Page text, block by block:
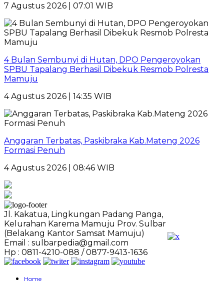
7 Agustus 2026 | 07:01 WIB
4 Bulan Sembunyi di Hutan, DPO Pengeroyokan
SPBU Tapalang Berhasil Dibekuk Resmob Polresta
Mamuju
4 Agustus 2026 | 14:35 WIB
Anggaran Terbatas, Paskibraka Kab.Mateng 2026
Formasi Penuh
4 Agustus 2026 | 08:46 WIB
Jl. Kakatua, Lingkungan Padang Panga,
Kelurahan Karema Mamuju Prov. Sulbar
(Belakang Kantor Samsat Mamuju)
Email : sulbarpedia@gmail.com
Hp : 0811-4210-088 / 0877-9413-1636
Home